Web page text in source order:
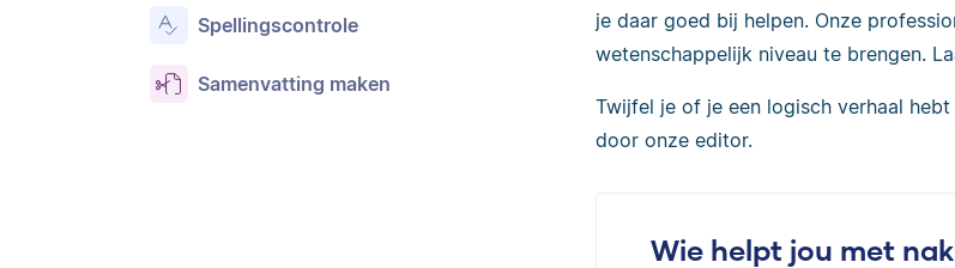
Spellingscontrole
Samenvatting maken
je daar goed bij helpen. Onze
wetenschappelijk niveau te brengen.
Twijfel je of je een logisch verhaal
door onze editor.
Wie helpt jou met